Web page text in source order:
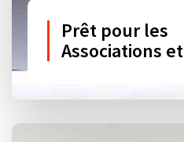
Prêt pour les
Associations et